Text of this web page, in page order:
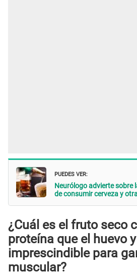
PUEDES VER:
Neurólogo advierte sobre
de consumir cerveza y
¿Cuál es el fruto seco
proteína que el huevoy
imprescindible para
muscular?